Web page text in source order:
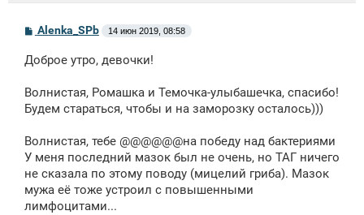
С
б
н
и
Alenka_SPb 14 июн 2019, 08:58
Доброе утро, девочки!
Волнистая, Ромашка и Темочка-улыбашечка, спасибо!
Будем стараться, чтобы и на заморозку осталось)))
Волнистая, тебе @@@@@@на победу над бактериями
У меня последний мазок был не очень, но ТАГ ничего
не сказала по этому поводу (мицелий гриба). Мазок
мужа её тоже устроил с повышенными
лимфоцитами...